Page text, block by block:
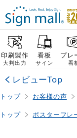
印刷製作
大判出力
看板
サイン
プレ
看
レビューTop
トップ お客様の声
トップ ポスターフレ